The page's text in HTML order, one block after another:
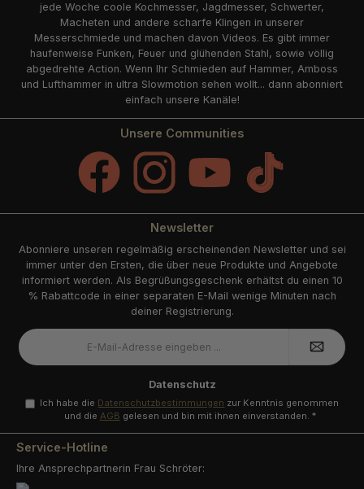
jede Woche coole Kochmesser, Jagdmesser, Schwerter,
Macheten und andere scharfe Klingen in unserer
Messerschmiede und machen davon Videos. Es gibt immer
haufenweise Funken, Feuer und glühenden Stahl, sowie völlig
abgedrehte Action. Wenn Ihr Schmieden auf Hammer, Amboss
und Lufthammer in ultra Slowmotion sehen wollt... dann abonniert
einfach unsere Kanäle!
Unsere Communities
Facebook Instagram YouTube TikTok
Newsletter
Abonniere unseren regelmäßig erscheinenden Newsletter und sei
immer unter den Ersten, die über neue Produkte und Angebote
informiert werden. Als Begrüßungsgeschenk erhältst du einen 10
% Rabattcode in einer separaten E-Mail wenige Minuten nach
deiner Registrierung.
E-
Mail-
Adresse
Datenschutz
Ich habe die Datenschutzbestimmungen zur Kenntnis genommen
und die AGB gelesen und bin mit ihnen einverstanden. *
Service-Hotline
Ihre Ansprechpartnerin Frau Schröter: